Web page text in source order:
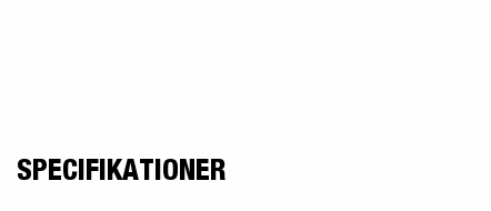
SPECIFIKATIONER